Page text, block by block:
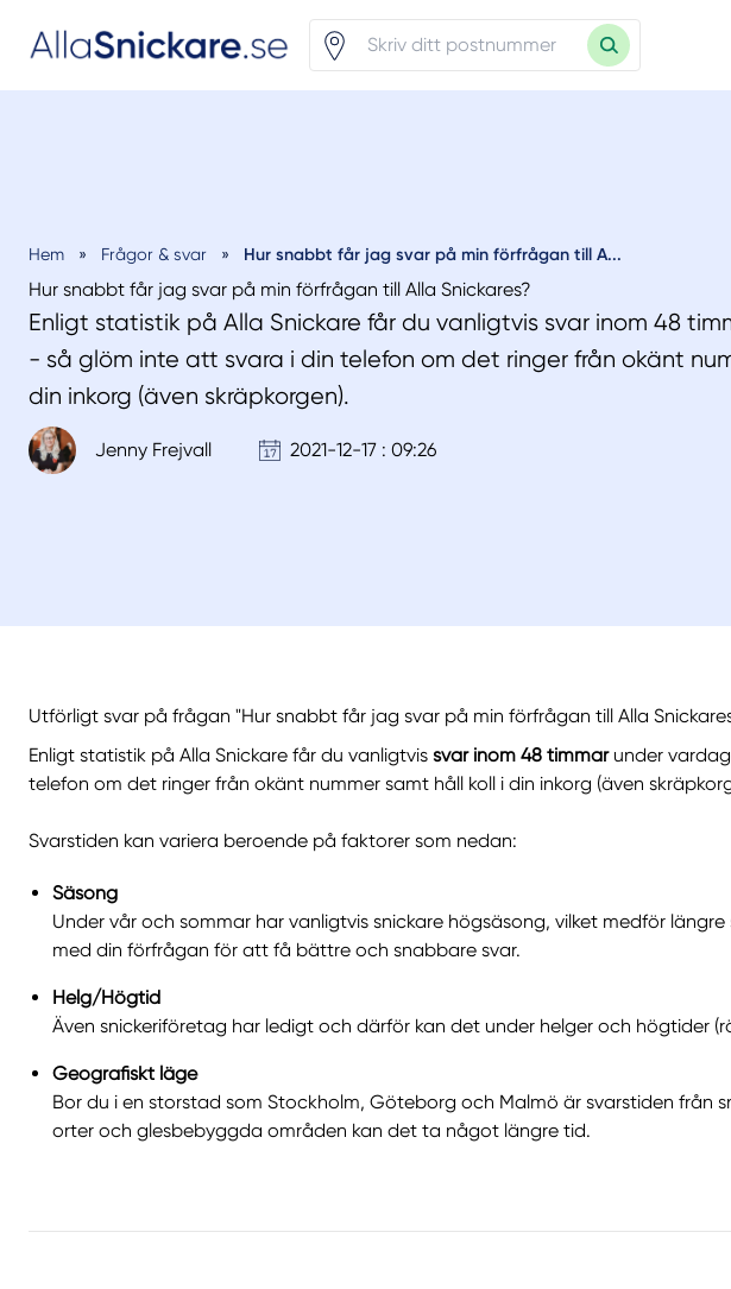
Hem » Frågor & svar » Hur snabbt får jag svar på min förfrågan till A...
Hur snabbt får jag svar på min förfrågan till Alla Snickares?
Enligt statistik på Alla Snickare får du vanligtvis svar inom 48
- så glöm inte att svara i din telefon om det ringer från okänt
din inkorg (även skräpkorgen).
Jenny Frejvall 2021-12-17 : 09:26
Utförligt svar på frågan "Hur snabbt får jag svar på min förfrågan till Alla
Enligt statistik på Alla Snickare får du vanligtvis svar inom 48 timmar under
telefon om det ringer från okänt nummer samt håll koll i din inkorg (även
Svarstiden kan variera beroende på faktorer som nedan:
Säsong
Under vår och sommar har vanligtvis snickare högsäsong, vilket medför
med din förfrågan för att få bättre och snabbare svar.
Helg/Högtid
Även snickeriföretag har ledigt och därför kan det under helger och högtider
Geografiskt läge
Bor du i en storstad som Stockholm, Göteborg och Malmö är svarstiden från
orter och glesbebyggda områden kan det ta något längre tid.